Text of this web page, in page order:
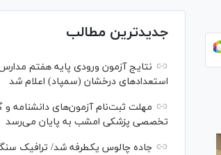
جدیدترین مطالب
نتایج آزمون ورودی پایه هفتم
استعدادهای درخشان (سمپاد) اعلام شد
مهلت ثبت‌نام آزمون‌های دانشنامه و
تخصصی پزشکی امشب به پایان می‌رسد
جاده چالوس یکطرفه شد/ ترافیک